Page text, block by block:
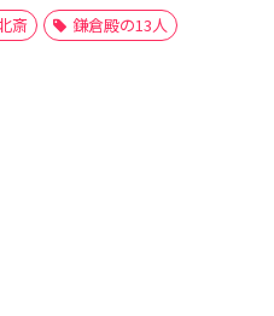
斎 鎌倉殿の13人